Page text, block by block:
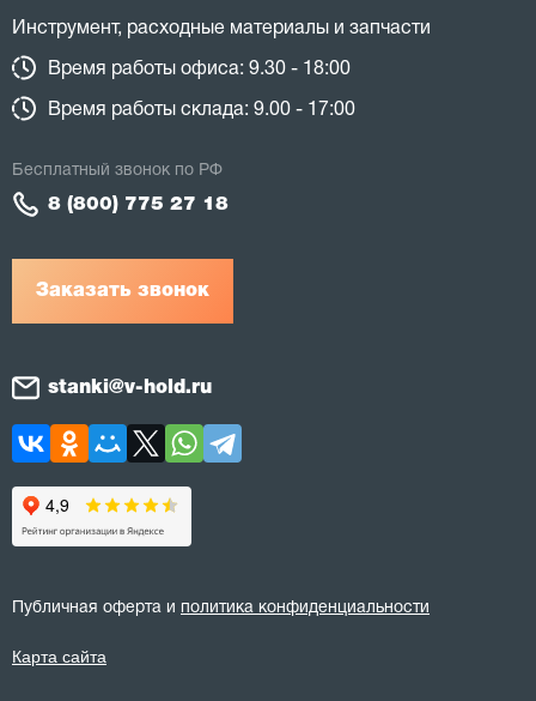
Инструмент, расходные материалы и запчасти
Время работы офиса: 9.30 - 18:00
Время работы склада: 9.00 - 17:00
Заказать звонок
Бесплатный звонок по РФ
8 (800) 775 27 18
stanki@v-hold.ru
Публичная оферта и политика конфиденциальности
Карта сайта